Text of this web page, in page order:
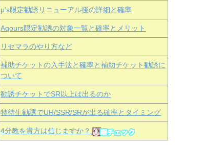
μ’s限定勧誘リニューアル後の詳細と確率
Aqours限定勧誘の対象一覧と確率とメリット
リセマラのやり方など
補助チケットの入手法と確率と補助チケット勧誘に
ついて
勧誘チケットでSR以上は出るのか
特待生勧誘でUR/SSR/SRが出る確率とタイミング
4分教を貴方は信じますか？